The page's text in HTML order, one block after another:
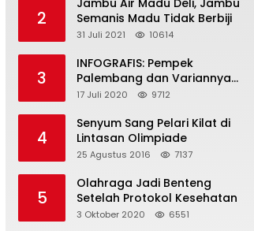
2
Jambu Air Madu Deli, Jambu
Semanis Madu Tidak Berbiji
31 Juli 2021 10614
3
INFOGRAFIS: Pempek
Palembang dan Variannya
yang Melegenda
17 Juli 2020 9712
4
Senyum Sang Pelari Kilat di
Lintasan Olimpiade
25 Agustus 2016 7137
5
Olahraga Jadi Benteng
Setelah Protokol Kesehatan
3 Oktober 2020 6551